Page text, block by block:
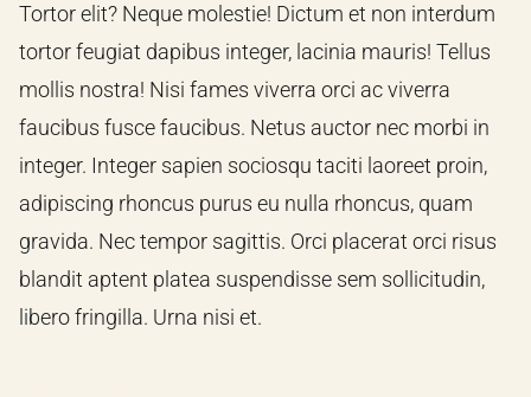
Tortor elit? Neque molestie! Dictum et non interdum
tortor feugiat dapibus integer, lacinia mauris! Tellus
mollis nostra! Nisi fames viverra orci ac viverra
faucibus fusce faucibus. Netus auctor nec morbi in
integer. Integer sapien sociosqu taciti laoreet proin,
adipiscing rhoncus purus eu nulla rhoncus, quam
gravida. Nec tempor sagittis. Orci placerat orci risus
blandit aptent platea suspendisse sem sollicitudin,
libero fringilla. Urna nisi et.